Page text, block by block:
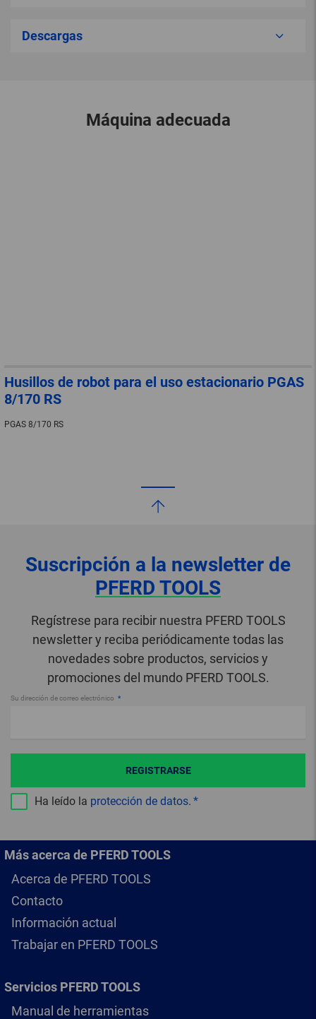
Descargas
Máquina adecuada
Husillos de robot para el uso estacionario PGAS
8/170 RS
PGAS 8/170 RS
Suscripción a la newsletter de
PFERD TOOLS
Regístrese para recibir nuestra PFERD TOOLS
newsletter y reciba periódicamente todas las
novedades sobre productos, servicios y
promociones del mundo PFERD TOOLS.
Su dirección de correo electrónico
Ha leído la protección de datos.
REGISTRARSE
Más acerca de PFERD TOOLS
Acerca de PFERD TOOLS
Contacto
Información actual
Trabajar en PFERD TOOLS
Servicios PFERD TOOLS
Manual de herramientas